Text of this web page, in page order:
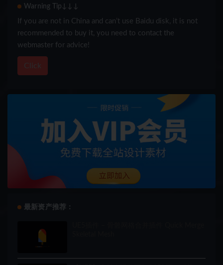
Warning Tip↓↓↓
If you are not in China and can’t use Baidu disk, it is not
recommended to buy it, you need to contact the
webmaster for advice!
Click
最新资产推荐：